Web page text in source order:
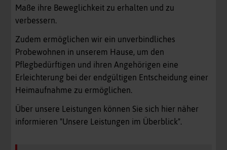
Maße ihre Beweglichkeit zu erhalten und zu
verbessern.
Zudem ermöglichen wir ein unverbindliches
Probewohnen in unserem Hause, um den
Pflegbedürftigen und ihren Angehörigen eine
Erleichterung bei der endgültigen Entscheidung einer
Heimaufnahme zu ermöglichen.
Über unsere Leistungen können Sie sich hier näher
informieren "Unsere Leistungen im Überblick".